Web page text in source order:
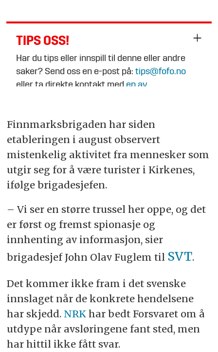
TIPS OSS!
Har du tips eller innspill til denne eller andre
saker? Send oss en e-post på:tips@fofo.no
eller ta direkte kontakt med en av
Finnmarksbrigaden har siden
etableringen i august observert
mistenkelig aktivitet fra mennesker som
utgir seg for å være turister i Kirkenes,
ifølge brigadesjefen.
– Vi ser en større trussel her oppe, og det
er først og fremst spionasje og
innhenting av informasjon, sier
brigadesjef John Olav Fuglem til SVT.
Det kommer ikke fram i det svenske
innslaget når de konkrete hendelsene
har skjedd. NRK har bedt Forsvaret om å
utdype når avsløringene fant sted, men
har hittil ikke fått svar.